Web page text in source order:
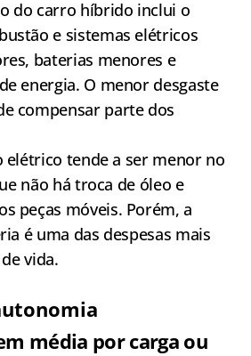
do carro híbrido inclui o
e sistemas elétricos
baterias menores e
energia. O menor desgaste
compensar parte dos
elétrico tende a ser menor no
não há troca de óleo e
peças móveis. Porém, a
é uma das despesas mais
vida.
média por carga ou